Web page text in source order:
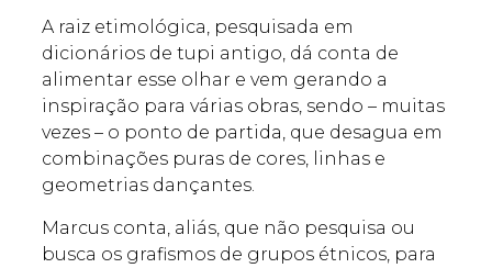
A raiz etimológica, pesquisada em
dicionários de tupi antigo, dá conta de
alimentar esse olhar e vem gerando a
inspiração para várias obras, sendo – muitas
vezes – o ponto de partida, que desagua em
combinações puras de cores, linhas e
geometrias dançantes.
Marcus conta, aliás, que não pesquisa ou
busca os grafismos de grupos étnicos, para